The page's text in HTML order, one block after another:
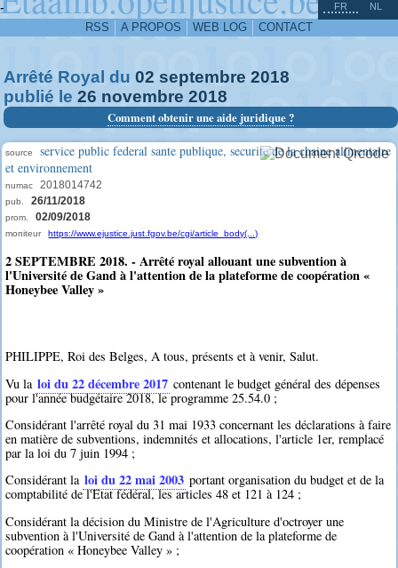
-
RSS A PROPOS WEB LOG CONTACT
FR NL
Arrêté Royal du 02 septembre 2018
publié le 26 novembre 2018
Comment obtenir une aide juridique ?
source
service public federal sante publique, securite de la chaine alimentaire
et environnement
numac 2018014742
pub. 26/11/2018
prom. 02/09/2018
moniteur https://www.ejustice.just.fgov.be/cgi/article_body(...)
2 SEPTEMBRE 2018. - Arrêté royal allouant une subvention à
l'Université de Gand à l'attention de la plateforme de coopération «
Honeybee Valley »
PHILIPPE, Roi des Belges, A tous, présents et à venir, Salut.
Vu la loi du 22 décembre 2017 contenant le budget général des dépenses
pour l'année budgétaire 2018, le programme 25.54.0 ;
Considérant l'arrêté royal du 31 mai 1933 concernant les déclarations à faire
en matière de subventions, indemnités et allocations, l'article 1er, remplacé
par la loi du 7 juin 1994 ;
Considérant la loi du 22 mai 2003 portant organisation du budget et de la
comptabilité de l'Etat fédéral, les articles 48 et 121 à 124 ;
Considérant la décision du Ministre de l'Agriculture d'octroyer une
subvention à l'Université de Gand à l'attention de la plateforme de
coopération « Honeybee Valley » ;
^